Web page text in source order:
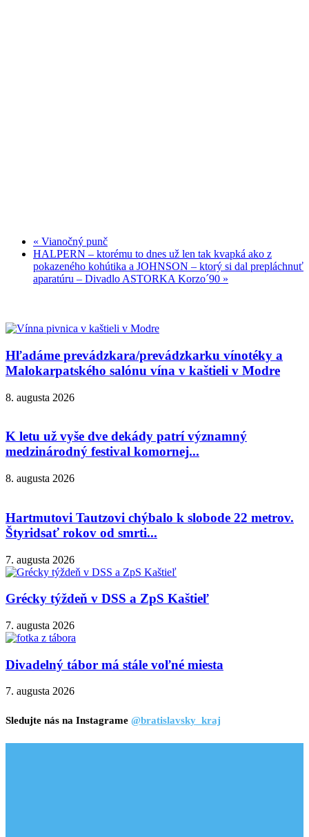
« Vianočný punč
HALPERN – ktorému to dnes už len tak kvapká ako z
pokazeného kohútika a JOHNSON – ktorý si dal prepláchnuť
aparatúru – Divadlo ASTORKA Korzo´90 »
Hľadáme prevádzkara/prevádzkarku vínotéky a
Malokarpatského salónu vína v kaštieli v Modre
8. augusta 2026
K letu už vyše dve dekády patrí významný
medzinárodný festival komornej...
8. augusta 2026
Hartmutovi Tautzovi chýbalo k slobode 22 metrov.
Štyridsať rokov od smrti...
7. augusta 2026
Grécky týždeň v DSS a ZpS Kaštieľ
7. augusta 2026
Divadelný tábor má stále voľné miesta
7. augusta 2026
Sledujte nás na Instagrame @bratislavsky_kraj